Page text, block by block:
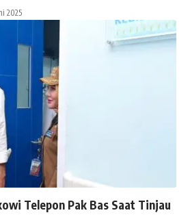
2025
Telepon Pak Bas Saat Tinjau